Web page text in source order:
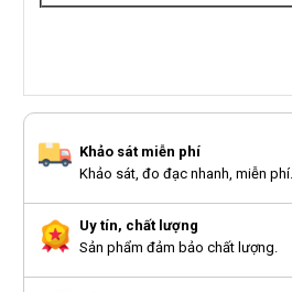
Khảo sát miễn phí
Khảo sát, đo đạc nhanh, miễn phí.
Uy tín, chất lượng
Sản phẩm đảm bảo chất lượng.